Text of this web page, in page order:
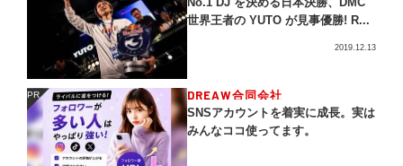
世界王者の YUTO が見事優勝! R...
2019.12.13
PR DREAW合同会社
SNSアカウントを着実に成長。実は
みんなココ使ってます。